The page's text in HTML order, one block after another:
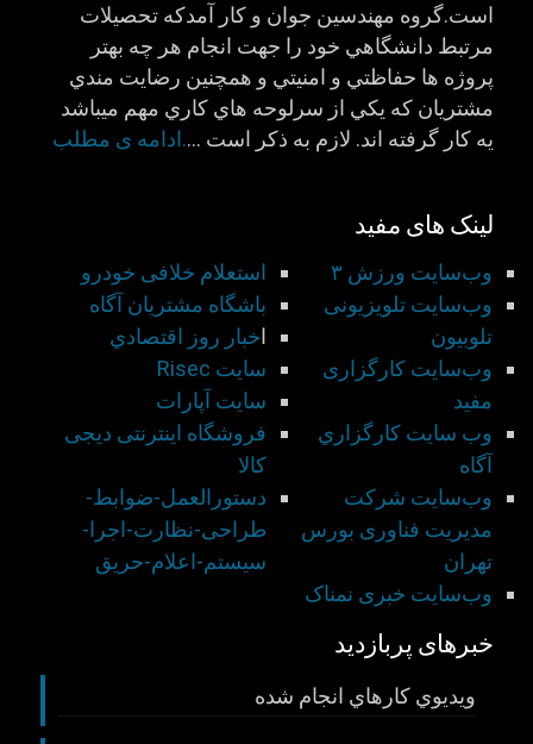
است.گروه مهندسين جوان و كار آمدكه تحصيلات
مرتبط دانشگاهي خود را جهت انجام هر چه بهتر
پروژه ها حفاظتي و امنيتي و همچنين رضايت مندي
مشتريان كه يكي از سرلوحه هاي كاري مهم ميباشد
يه كار گرفته اند. لازم به ذكر است ….ادامه ی مطلب
لینک های مفید
استعلام خلافی خودرو
باشگاه مشتريان آگاه
اخبار روز اقتصادي
سايت Risec
سايت آپارات
فروشگاه اینترنتی دیجی
کالا
دستورالعمل-ضوابط-
طراحی-نظارت-اجرا-
سيستم-اعلام-حريق
وب‌سایت ورزش ۳
وب‌سایت تلویزیونی
تلوبیون
وب‌سایت کارگزاری
مفید
وب سايت كارگزاري
آگاه
وب‌سایت شركت
مديريت فناوری بورس
تهران
وب‌سایت خبری نمناک
خبرهای پربازدید
ويديوي كارهاي انجام شده